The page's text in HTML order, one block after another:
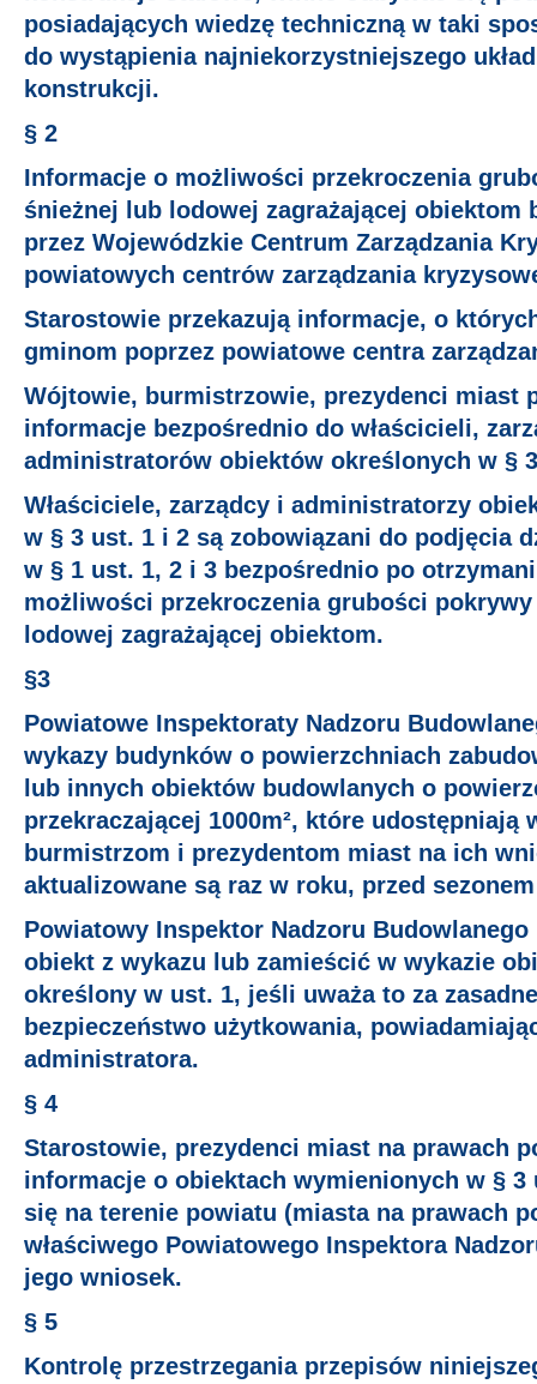
posiadających wiedzę techniczną w taki
do wystąpienia najniekorzystniejszego
konstrukcji.
§ 2
Informacje o możliwości przekroczenia
śnieżnej lub lodowej zagrażającej obiektom
przez Wojewódzkie Centrum Zarządzania
powiatowych centrów zarządzania
Starostowie przekazują informacje, o
gminom poprzez powiatowe centra
Wójtowie, burmistrzowie, prezydenci miast
informacje bezpośrednio do właścicieli,
administratorów obiektów określonych w §
Właściciele, zarządcy i administratorzy
w § 3 ust. 1 i 2 są zobowiązani do podjęcia
w § 1 ust. 1, 2 i 3 bezpośrednio po
możliwości przekroczenia grubości
lodowej zagrażającej obiektom.
§3
Powiatowe Inspektoraty Nadzoru
wykazy budynków o powierzchniach
lub innych obiektów budowlanych o
przekraczającej 1000m², które udostępniają
burmistrzom i prezydentom miast na ich
aktualizowane są raz w roku, przed
Powiatowy Inspektor Nadzoru
obiekt z wykazu lub zamieścić w wykazie
określony w ust. 1, jeśli uważa to za
bezpieczeństwo użytkowania,
administratora.
§ 4
Starostowie, prezydenci miast na prawach
informacje o obiektach wymienionych w § 3
się na terenie powiatu (miasta na prawach
właściwego Powiatowego Inspektora
jego wniosek.
§ 5
Kontrolę przestrzegania przepisów